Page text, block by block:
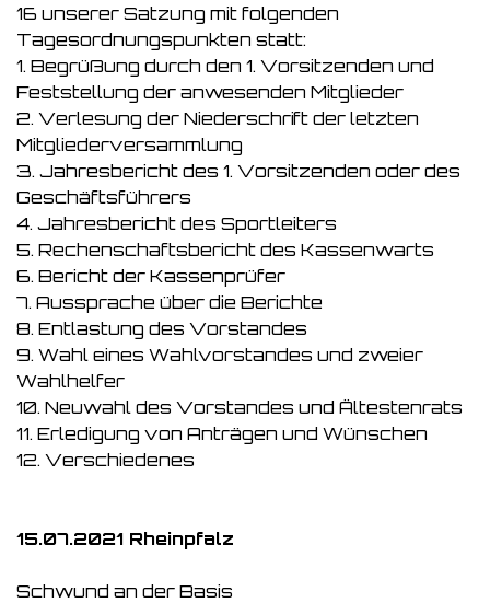
16 unserer Satzung mit folgenden
Tagesordnungspunkten statt:
1. Begrüßung durch den 1. Vorsitzenden und
Feststellung der anwesenden Mitglieder
2. Verlesung der Niederschrift der letzten
Mitgliederversammlung
3. Jahresbericht des 1. Vorsitzenden oder des
Geschäftsführers
4. Jahresbericht des Sportleiters
5. Rechenschaftsbericht des Kassenwarts
6. Bericht der Kassenprüfer
7. Aussprache über die Berichte
8. Entlastung des Vorstandes
9. Wahl eines Wahlvorstandes und zweier
Wahlhelfer
10. Neuwahl des Vorstandes und Ältestenrats
11. Erledigung von Anträgen und Wünschen
12. Verschiedenes
15.07.2021 Rheinpfalz
Schwund an der Basis